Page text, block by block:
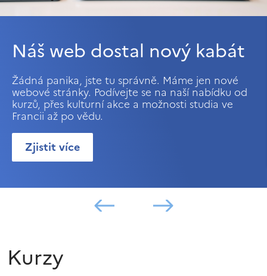
Náš web dostal nový kabát
Žádná panika, jste tu správně. Máme jen nové
webové stránky. Podívejte se na naší nabídku od
kurzů, přes kulturní akce a možnosti studia ve
Francii až po vědu.
Zjistit více
Kurzy